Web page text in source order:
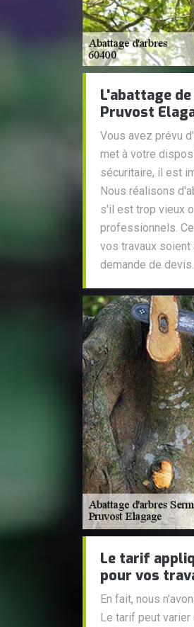
L'abattage
Pruvost
Vous avez prévu
met à votre
sécuritaire, il est
Nous réalisons
s'il est trop vieux
professionnels.
vos travaux soient
demande de devis.
Le tarif
pour vos
En fait, nous
Le tarif peut